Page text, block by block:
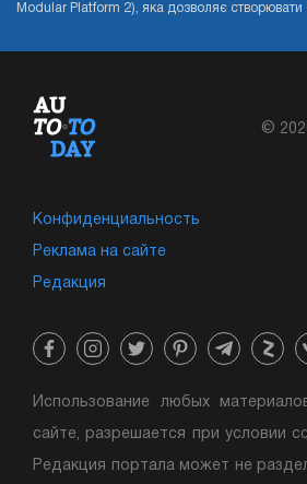
Modular Platform 2), яка дозволяє створювати
©
Конфиденциальность
Реклама на сайте
Редакция
Использование любых
сайте, разрешается при условии
Редакция портала может не